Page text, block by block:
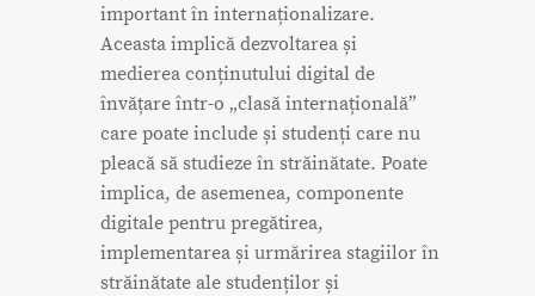
important în internaționalizare.
Aceasta implică dezvoltarea și
medierea conținutului digital de
învățare într-o „clasă internațională”
care poate include și studenți care nu
pleacă să studieze în străinătate. Poate
implica, de asemenea, componente
digitale pentru pregătirea,
implementarea și urmărirea stagiilor în
străinătate ale studenților și